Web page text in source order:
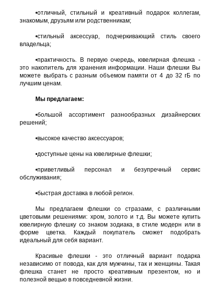
•отличный, стильный и креативный подарок коллегам,
знакомым, друзьям или родственникам;
•стильный аксессуар, подчеркивающий стиль своего
владельца;
•практичность. В первую очередь, ювелирная флешка -
это накопитель для хранения информации. Наши флешки Вы
можете выбрать с разным объемом памяти от 4 до 32 гБ по
лучшим ценам.
Мы предлагаем:
•большой ассортимент разнообразных дизайнерских
решений;
•высокое качество аксессуаров;
•доступные цены на ювелирные флешки;
•приветливый персонал и безупречный сервис
обслуживания;
•быстрая доставка в любой регион.
Мы предлагаем флешки со стразами, с различными
цветовыми решениями: хром, золото и т.д. Вы можете купить
ювелирную флешку со знаком зодиака, в стиле модерн или в
форме цветка. Каждый покупатель сможет подобрать
идеальный для себя вариант.
Красивые флешки - это отличный вариант подарка
независимо от повода, как для мужчины, так и женщины. Такая
флешка станет не просто креативным презентом, но и
полезной вещью в повседневной жизни.